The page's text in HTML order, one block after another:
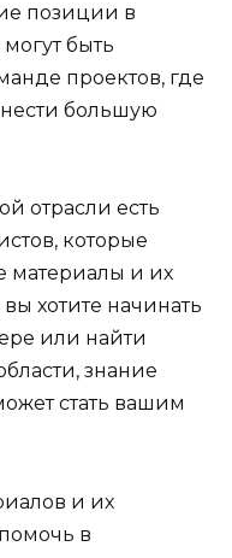
позиции в
быть
проектов, где
большую
отрасли есть
которые
материалы и их
хотите начинать
или найти
знание
стать вашим
и их
в